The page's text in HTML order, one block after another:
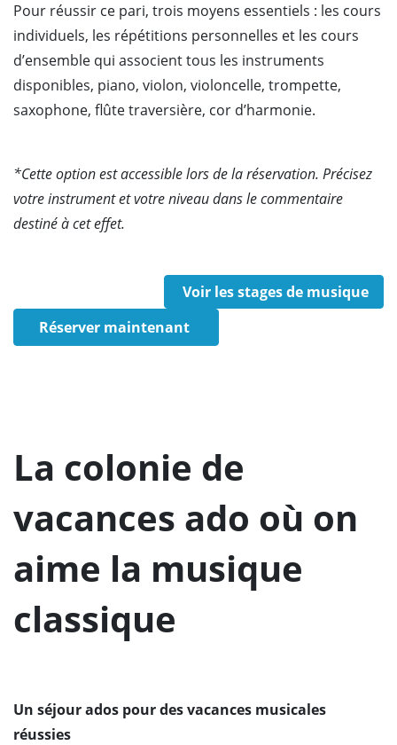
Pour réussir ce pari, trois moyens essentiels : les cours
individuels, les répétitions personnelles et les cours
d’ensemble qui associent tous les instruments
disponibles, piano, violon, violoncelle, trompette,
saxophone, flûte traversière, cor d’harmonie.
*Cette option est accessible lors de la réservation. Précisez
votre instrument et votre niveau dans le commentaire
destiné à cet effet.
Voir les stages de musique
Réserver maintenant
La colonie de
vacances ado où on
aime la musique
classique
Un séjour ados pour des vacances musicales
réussies